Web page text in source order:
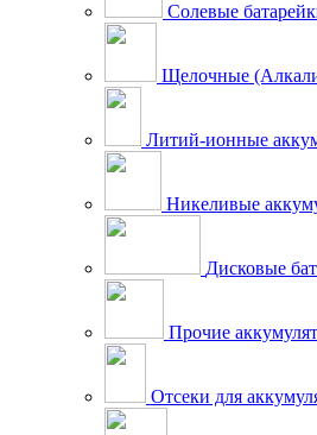
Солевые
Щелочные
Литий-ионные
Никеливые
Дисковые
Прочие
Отсеки для